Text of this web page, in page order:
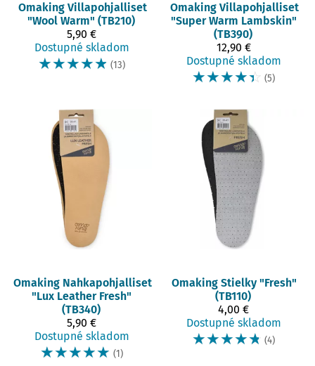
Omaking Villapohjalliset
"Wool Warm" (TB210)
5,90 €
Dostupné skladom
☆☆☆☆☆ (13)
Omaking Villapohjalliset
"Super Warm Lambskin"
(TB390)
12,90 €
Dostupné skladom
☆☆☆☆☆ (5)
Omaking Nahkapohjalliset
"Lux Leather Fresh"
(TB340)
5,90 €
Dostupné skladom
☆☆☆☆☆ (1)
Omaking Stielky "Fresh"
(TB110)
4,00 €
Dostupné skladom
☆☆☆☆☆ (4)